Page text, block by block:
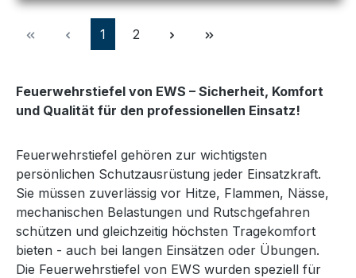
Seite
1 Seite
2
Feuerwehrstiefel von EWS – Sicherheit, Komfort
und Qualität für den professionellen Einsatz!
Feuerwehrstiefel gehören zur wichtigsten
persönlichen Schutzausrüstung jeder Einsatzkraft.
Sie müssen zuverlässig vor Hitze, Flammen, Nässe,
mechanischen Belastungen und Rutschgefahren
schützen und gleichzeitig höchsten Tragekomfort
bieten - auch bei langen Einsätzen oder Übungen.
Die Feuerwehrstiefel von EWS wurden speziell für